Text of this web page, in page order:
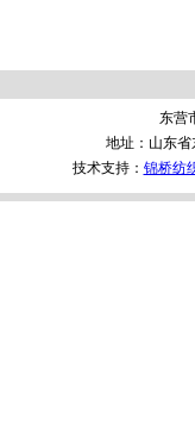
东营
地址：山东省
技术支持： 锦桥纺